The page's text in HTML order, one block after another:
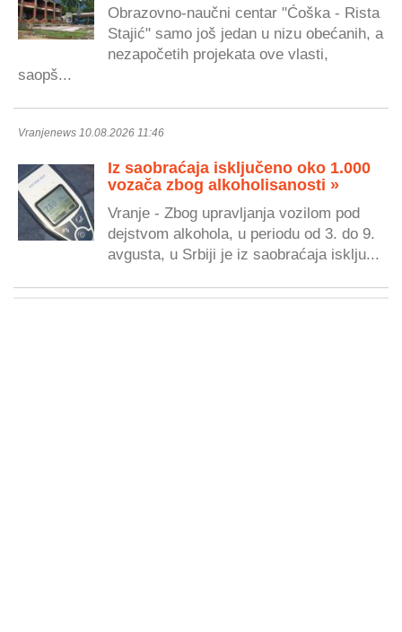
Obrazovno-naučni centar "Ćoška - Rista
Stajić" samo još jedan u nizu obećanih, a
nezapočetih projekata ove vlasti,
saopš...
Vranjenews 10.08.2026 11:46
Iz saobraćaja isključeno oko 1.000
vozača zbog alkoholisanosti »
Vranje - Zbog upravljanja vozilom pod
dejstvom alkohola, u periodu od 3. do 9.
avgusta, u Srbiji je iz saobraćaja isklju...